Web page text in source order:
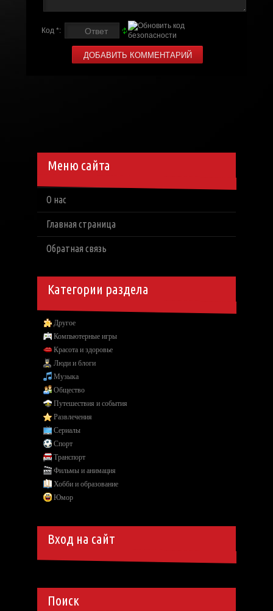
Код *:
Меню сайта
О нас
Главная страница
Обратная связь
Категории раздела
Другое
Компьютерные игры
Красота и здоровье
Люди и блоги
Музыка
Общество
Путешествия и события
Развлечения
Сериалы
Спорт
Транспорт
Фильмы и анимация
Хобби и образование
Юмор
Вход на сайт
Поиск